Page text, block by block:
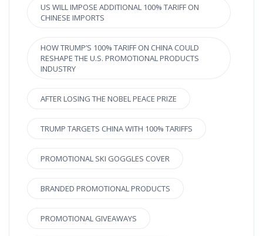
US WILL IMPOSE ADDITIONAL 100% TARIFF ON
CHINESE IMPORTS
HOW TRUMP’S 100% TARIFF ON CHINA COULD
RESHAPE THE U.S. PROMOTIONAL PRODUCTS
INDUSTRY
AFTER LOSING THE NOBEL PEACE PRIZE
TRUMP TARGETS CHINA WITH 100% TARIFFS
PROMOTIONAL SKI GOGGLES COVER
BRANDED PROMOTIONAL PRODUCTS
PROMOTIONAL GIVEAWAYS